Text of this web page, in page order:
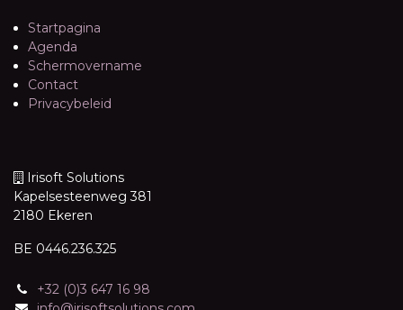
Startpagina
Agenda
Schermovername
Contact
Privacybeleid
Irisoft Solutions
Kapelsesteenweg 381
2180 Ekeren
BE 0446.236.325
+32 (0)3 647 16 98